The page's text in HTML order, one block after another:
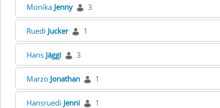
Monika Jenny 3
Ruedi Jucker 1
Hans Jäggi 3
Marzo Jonathan 1
Hansruedi Jenni 1